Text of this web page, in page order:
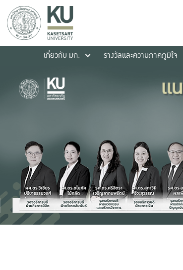
เกี่ยวกับ มก.
รางวัลและความภาคภูมิใจ